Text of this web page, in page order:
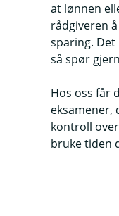
at lønnen
rådgiveren
sparing. Det
så spør
Hos oss får
eksamener,
kontroll
bruke tiden